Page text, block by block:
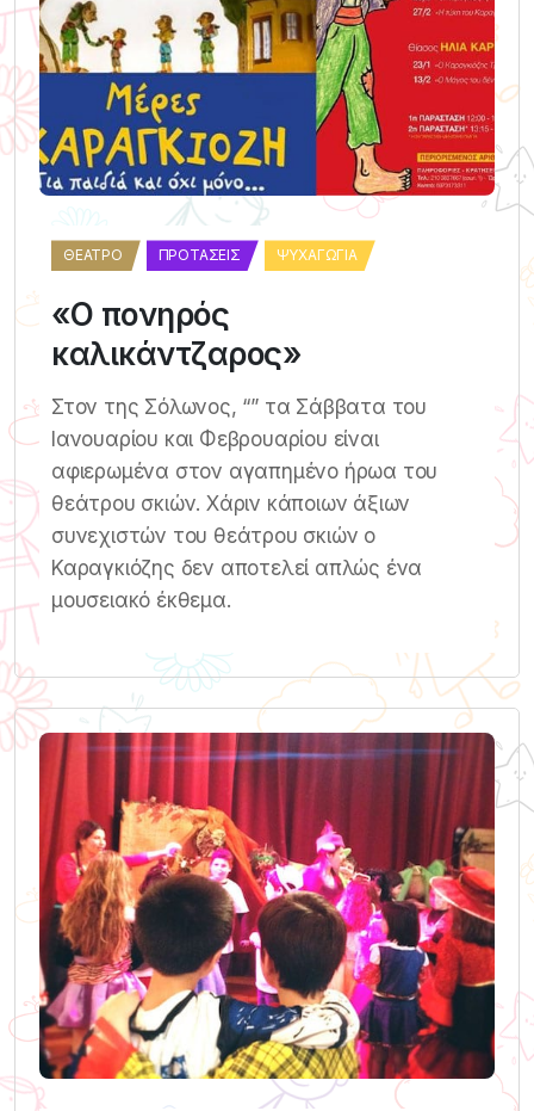
ΘΈΑΤΡΟ ΠΡΟΤΆΣΕΙΣ ΨΥΧΑΓΩΓΊΑ
«Ο πονηρός
καλικάντζαρος»
Στον της Σόλωνος, “” τα Σάββατα του
Ιανουαρίου και Φεβρουαρίου είναι
αφιερωμένα στον αγαπημένο ήρωα του
θεάτρου σκιών. Χάριν κάποιων άξιων
συνεχιστών του θεάτρου σκιών ο
Καραγκιόζης δεν αποτελεί απλώς ένα
μουσειακό έκθεμα.